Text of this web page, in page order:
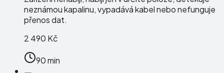
neznámou kapalinu, vypadává kabel nebo nefunguje
přenos dat.
2 490 Kč
90 min